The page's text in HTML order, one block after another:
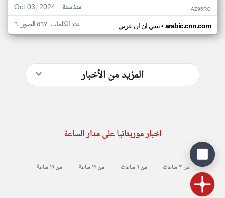
Oct 03, 2024
منذ سنة AZ95RO
سي ان ان عربي• arabic.cnn.com عدد الكلمات: ٥٦٧ الصور: ٦
المزيد من الأخبار
اخبار موريتانيا على مدار الساعة
من ٣ ساعات من ٦ ساعات من ١٢ ساعة من ١٦ ساعة